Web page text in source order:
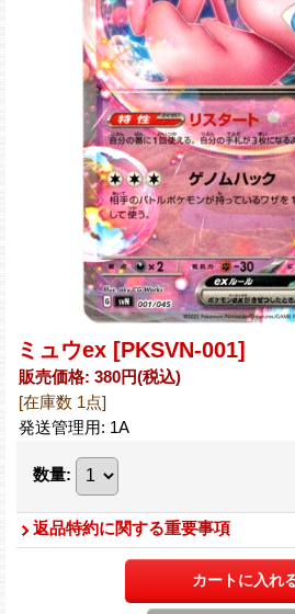
ミュウex [PKSVN-001]
販売価格: 380円(税込)
[在庫数 1点]
発送管理用: 1A
数量:
返品特約に関する重要事項